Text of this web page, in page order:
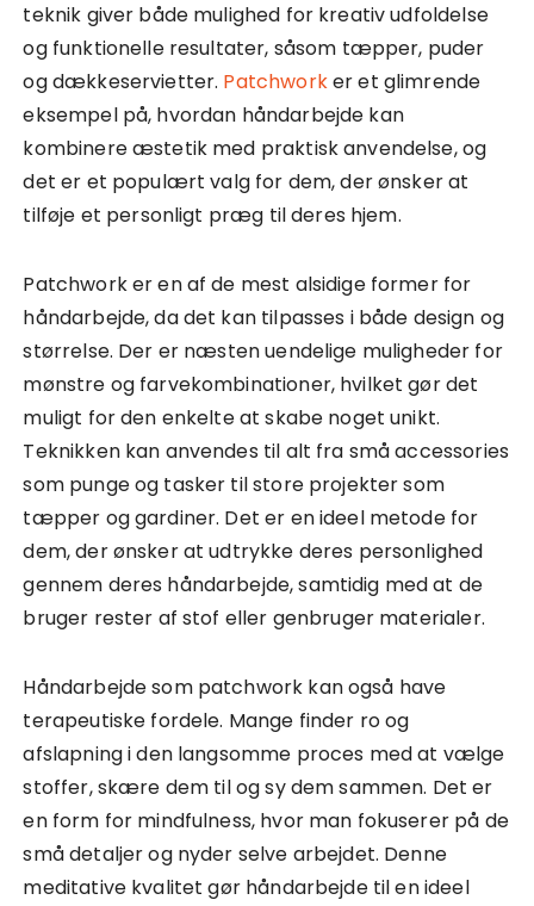
teknik giver både mulighed for kreativ udfoldelse
og funktionelle resultater, såsom tæpper, puder
og dækkeservietter. Patchworker et glimrende
eksempel på, hvordan håndarbejde kan
kombinere æstetik med praktisk anvendelse, og
det er et populært valg for dem, der ønsker at
tilføje et personligt præg til deres hjem.
Patchwork er en af de mest alsidige former for
håndarbejde, da det kan tilpasses i både design og
størrelse. Der er næsten uendelige muligheder for
mønstre og farvekombinationer, hvilket gør det
muligt for den enkelte at skabe noget unikt.
Teknikken kan anvendes til alt fra små accessories
som punge og tasker til store projekter som
tæpper og gardiner. Det er en ideel metode for
dem, der ønsker at udtrykke deres personlighed
gennem deres håndarbejde, samtidig med at de
bruger rester af stof eller genbruger materialer.
Håndarbejde som patchwork kan også have
terapeutiske fordele. Mange finder ro og
afslapning i den langsomme proces med at vælge
stoffer, skære dem til og sy dem sammen. Det er
en form for mindfulness, hvor man fokuserer på de
små detaljer og nyder selve arbejdet. Denne
meditative kvalitet gør håndarbejde til en ideel